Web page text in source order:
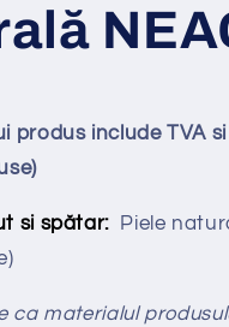
produs include TVA
si spătar:
Piele
ca materialul